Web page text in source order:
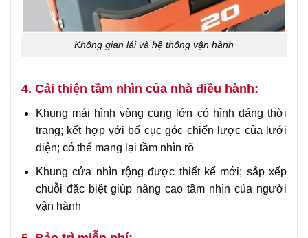
Không gian lái và hệ thống vận hành
4. Cải thiện tầm nhìn của nhà điều hành:
Khung mái hình vòng cung lớn có hình dáng thời
trang; kết hợp với bố cục góc chiến lược của lưới
điện; có thể mang lại tầm nhìn rõ
Khung cửa nhìn rộng được thiết kế mới; sắp xếp
chuỗi đặc biệt giúp nâng cao tầm nhìn của người
vận hành